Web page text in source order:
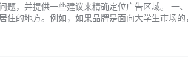
，并提供一些建议来精确定位广告区域。 一
的地方。例如，如果品牌是面向大学生市场的